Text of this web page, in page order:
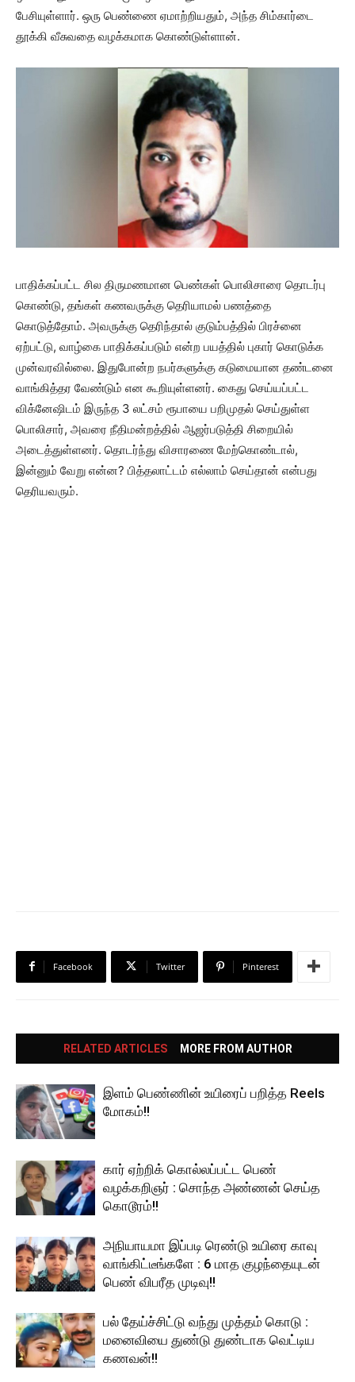
பேசியுள்ளார். ஒரு பெண்ணை ஏமாற்றியதும், அந்த சிம்கார்டை
தூக்கி வீசுவதை வழக்கமாக கொண்டுள்ளான்.
பாதிக்கப்பட்ட சில திருமணமான பெண்கள் பொலிசாரை தொடர்பு
கொண்டு, தங்கள் கணவருக்கு தெரியாமல் பணத்தை
கொடுத்தோம். அவருக்கு தெரிந்தால் குடும்பத்தில் பிரச்னை
ஏற்பட்டு, வாழ்கை பாதிக்கப்படும் என்ற பயத்தில் புகார் கொடுக்க
முன்வரவில்லை. இதுபோன்ற நபர்களுக்கு கடுமையான தண்டனை
வாங்கித்தர வேண்டும் என கூறியுள்ளனர். கைது செய்யப்பட்ட
விக்னேஷிடம் இருந்த 3 லட்சம் ரூபாயை பறிமுதல் செய்துள்ள
பொலிசார், அவரை நீதிமன்றத்தில் ஆஜர்படுத்தி சிறையில்
அடைத்துள்ளனர். தொடர்ந்து விசாரணை மேற்கொண்டால்,
இன்னும் வேறு என்ன? பித்தலாட்டம் எல்லாம் செய்தான் என்பது
தெரியவரும்.
Facebook Twitter Pinterest
RELATED ARTICLES MORE FROM AUTHOR
இளம் பெண்ணின் உயிரைப் பறித்த Reels
மோகம்!!
கார் ஏற்றிக் கொல்லப்பட்ட பெண்
வழக்கறிஞர் : சொந்த அண்ணன் செய்த
கொடூரம்!!
அநியாயமா இப்படி ரெண்டு உயிரை காவு
வாங்கிட்டீங்களே : 6 மாத குழந்தையுடன்
பெண் விபரீத முடிவு!!
பல் தேய்ச்சிட்டு வந்து முத்தம் கொடு :
மனைவியை துண்டு துண்டாக வெட்டிய
கணவன்!!